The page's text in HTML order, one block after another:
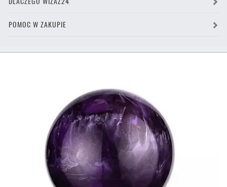
POMOC W ZAKUPIE